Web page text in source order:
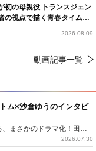
初の母親役 トランスジェン
の視点で描く青春タイムス
2026.08.09
動画記事一覧
ム×沙倉ゆうのインタビ
『侍タイムスリッパー』ファンに贈る、まさかのドラマ化！田村ツトム×沙倉ゆうのが語る『心配無用ノ介』撮影秘話
2026.07.30